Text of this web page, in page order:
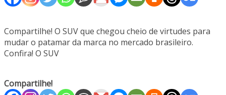
Compartilhe! O SUV que chegou cheio de virtudes para
mudar o patamar da marca no mercado brasileiro.
Confira! O SUV
Compartilhe!